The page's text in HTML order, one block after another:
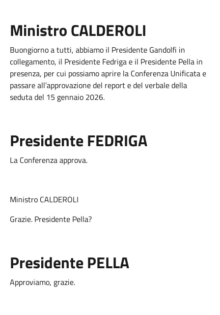
Ministro CALDEROLI
Buongiorno a tutti, abbiamo il Presidente Gandolfi in
collegamento, il Presidente Fedriga e il Presidente Pella in
presenza, per cui possiamo aprire la Conferenza Unificata e
passare all’approvazione del report e del verbale della
seduta del 15 gennaio 2026.
PresidenteFEDRIGA
La Conferenza approva.
Ministro CALDEROLI
Grazie. Presidente Pella?
PresidentePELLA
Approviamo, grazie.